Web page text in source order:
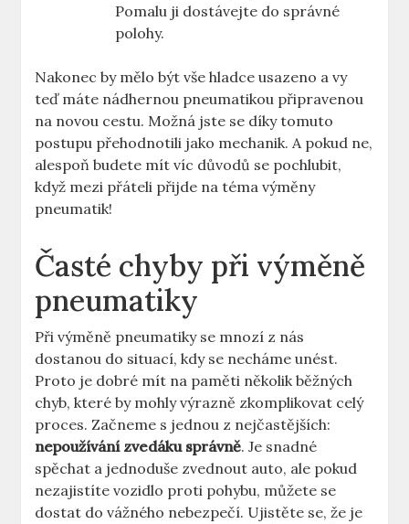
Pomalu⁣ ji dostávejte do⁣ správné
polohy.
Nakonec ⁣by mělo být​ vše hladce ⁣usazeno ⁣a vy ​
teď máte nádhernou pneumatikou​ připravenou
na novou cestu. Možná jste se​ díky tomuto‍
postupu přehodnotili ​jako⁣ mechanik. ⁢A pokud ne,
⁤alespoň budete mít‍ víc důvodů se pochlubit,
když mezi přáteli přijde na ‌téma výměny
pneumatik!
Časté chyby při výměně⁣
pneumatiky
Při výměně pneumatiky se ⁤mnozí z nás
⁤dostanou do situací, kdy se necháme unést.
Proto je⁢ dobré mít ⁣na paměti ‌několik běžných
chyb, které by mohly výrazně zkomplikovat celý
proces. Začneme s ‌jednou z nejčastějších:
nepoužívání zvedáku správně. Je snadné
spěchat⁣ a jednoduše zvednout auto,⁣ ale pokud
nezajistíte‌ vozidlo ⁢proti​ pohybu, můžete ⁤se
dostat do vážného nebezpečí. ​Ujistěte se, že je